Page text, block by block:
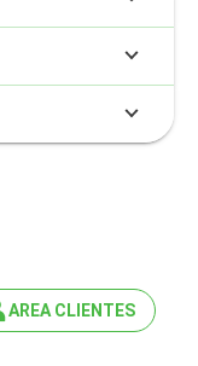
AREA CLIENTES